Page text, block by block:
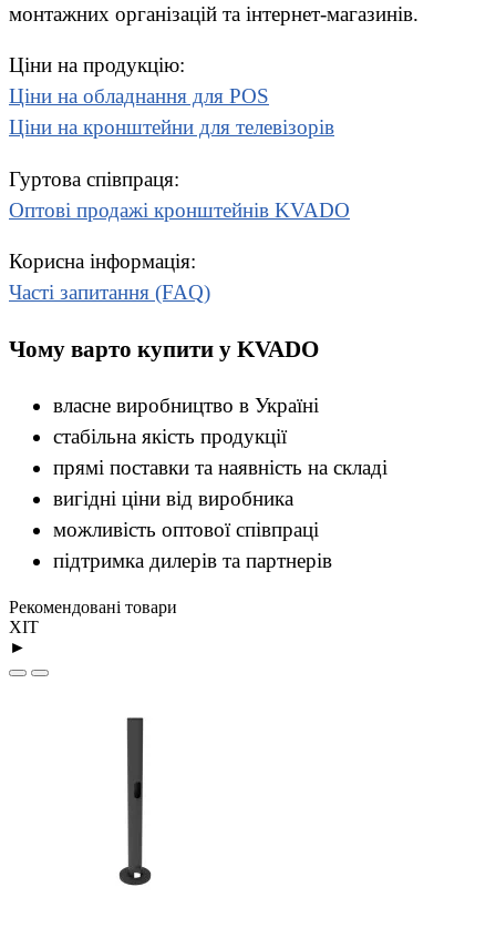
монтажних організацій та інтернет-магазинів.
Ціни на продукцію:
Ціни на обладнання для POS
Ціни на кронштейни для телевізорів
Гуртова співпраця:
Оптові продажі кронштейнів KVADO
Корисна інформація:
Часті запитання (FAQ)
Чому варто купити у KVADO
власне виробництво в Україні
стабільна якість продукції
прямі поставки та наявність на складі
вигідні ціни від виробника
можливість оптової співпраці
підтримка дилерів та партнерів
Рекомендовані товари
ХІТ
►